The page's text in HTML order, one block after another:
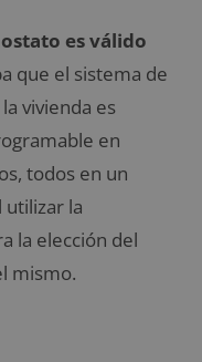
es válido
que el sistema de
vivienda es
en
todos en un
utilizar la
la elección del
mismo.